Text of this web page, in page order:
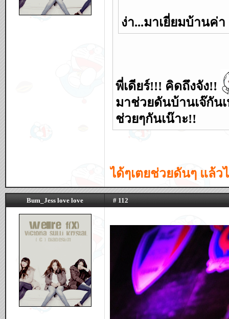
ง่า...มาเยี่ยมบ้านค่า
พี่เดียร์!!! คิดถึงจัง!!
มาช่วยดันบ้านเจ๊กันเ
ช่วยๆกันเน๊าะ!!
ได้ๆเตยช่วยดันๆ แล้
Bum_Jess love love # 112